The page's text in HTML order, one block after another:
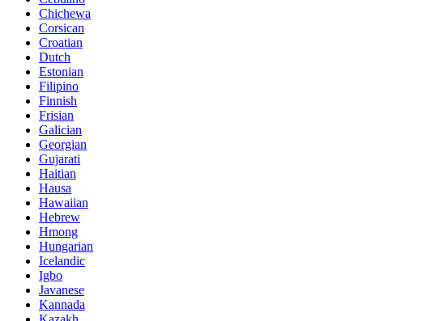
Chichewa
Corsican
Croatian
Dutch
Estonian
Filipino
Finnish
Frisian
Galician
Georgian
Gujarati
Haitian
Hausa
Hawaiian
Hebrew
Hmong
Hungarian
Icelandic
Igbo
Javanese
Kannada